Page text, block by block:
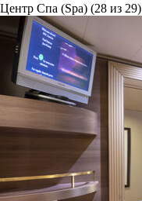
Центр Спа (Spa) (28 из 29)